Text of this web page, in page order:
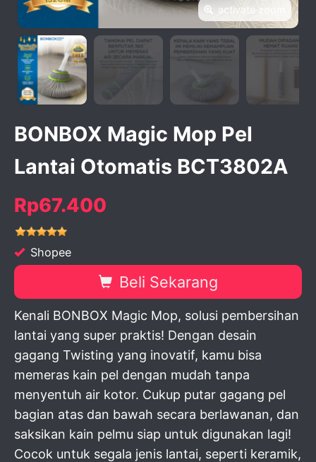
activate zoom
BONBOX Magic Mop Pel
Lantai Otomatis BCT3802A
Rp67.400
Shopee
Beli Sekarang
Kenali BONBOX Magic Mop, solusi pembersihan
lantai yang super praktis! Dengan desain
gagang Twisting yang inovatif, kamu bisa
memeras kain pel dengan mudah tanpa
menyentuh air kotor. Cukup putar gagang pel
bagian atas dan bawah secara berlawanan, dan
saksikan kain pelmu siap untuk digunakan lagi!
Cocok untuk segala jenis lantai, seperti keramik,